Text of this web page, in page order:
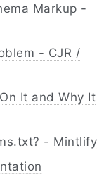
Markup -
- CJR /
It and Why It
- Mintlify